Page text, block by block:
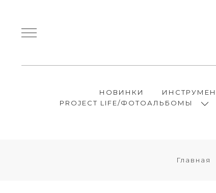
НОВИНКИ
PROJECT LIFE/ФОТОАЛЬБОМЫ
Главная